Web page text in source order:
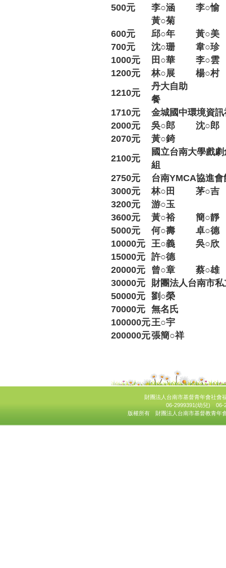
500元
李○涵
李○愉
黃○菊
600元
邱○年
黃○美
700元
沈○珊
韋○珍
1000元
田○華
李○雲
1200元
林○展
楊○村
1210元
丹大自助
餐
1710元
金城國中環境資訊
2000元
吳○郎
沈○郎
2070元
黃○錡
2100元
國立台南大學戲
組
2750元
台南YMCA協進會
3000元
林○田
茅○吉
3200元
游○玉
3600元
黃○裕
簡○靜
5000元
何○壽
卓○德
10000元 王○義
吳○欣
15000元 許○德
20000元
曾○章
蔡○雄
30000元
財團法人台南市
50000元 劉○榮
70000元 無名氏
100000元王○宇
200000元張簡○祥
財團法人台南市基督青年會社
06-2999391(幼兒)
版權所有 財團法人台南市基督教青年